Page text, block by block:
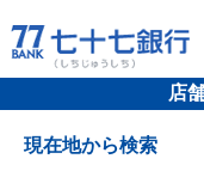
店
現在地から検索